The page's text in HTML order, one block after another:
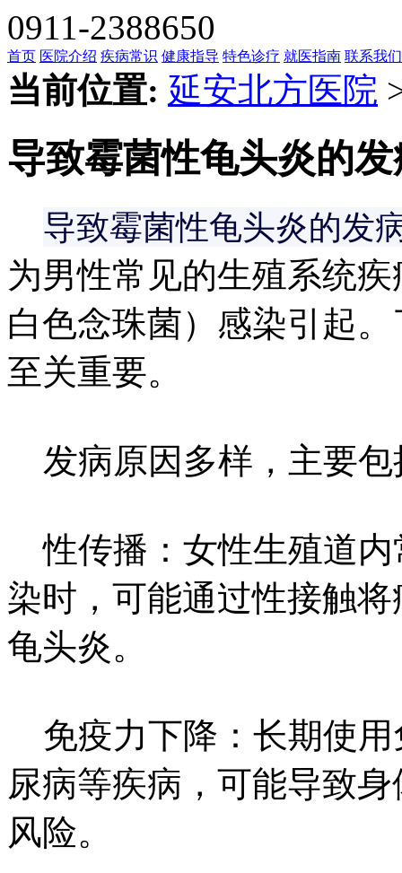
0911-2388650
首页 医院介绍 疾病常识 健康指导 特色诊疗 就医指南 联系我们
当前位置: 延安北方医院
导致霉菌性龟头炎的
导致霉菌性龟头炎的发
为男性常见的生殖系统
白色念珠菌）感染引起
至关重要。
发病原因多样，主要包
性传播：女性生殖道内
染时，可能通过性接触
龟头炎。
免疫力下降：长期使用
尿病等疾病，可能导致
风险。